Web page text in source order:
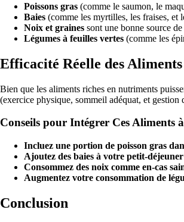
Poissons gras (comme le saumon, le
Baies (comme les myrtilles, les fraises, et
Noix et graines sont une bonne source
Légumes à feuilles vertes (comme les
Efficacité Réelle des
Bien que les aliments riches en nutriments
(exercice physique, sommeil adéquat, et
Conseils pour Intégrer Ces Aliments
Incluez une portion de poisson gras
Ajoutez des baies à votre petit-
Consommez des noix comme en-cas
Augmentez votre consommation de
Conclusion